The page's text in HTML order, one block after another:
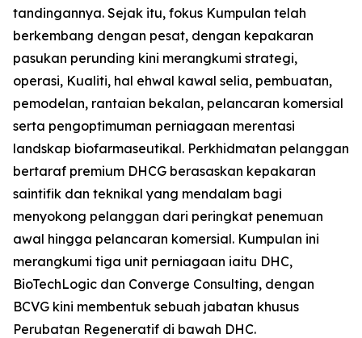
tandingannya. Sejak itu, fokus Kumpulan telah
berkembang dengan pesat, dengan kepakaran
pasukan perunding kini merangkumi strategi,
operasi, Kualiti, hal ehwal kawal selia, pembuatan,
pemodelan, rantaian bekalan, pelancaran komersial
serta pengoptimuman perniagaan merentasi
landskap biofarmaseutikal. Perkhidmatan pelanggan
bertaraf premium DHCG berasaskan kepakaran
saintifik dan teknikal yang mendalam bagi
menyokong pelanggan dari peringkat penemuan
awal hingga pelancaran komersial. Kumpulan ini
merangkumi tiga unit perniagaan iaitu DHC,
BioTechLogic dan Converge Consulting, dengan
BCVG kini membentuk sebuah jabatan khusus
Perubatan Regeneratif di bawah DHC.